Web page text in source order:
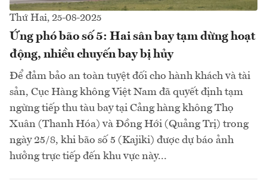
Thứ Hai, 25-08-2025
Ứng phó bão số 5: Hai sân bay tạm dừng hoạt
động, nhiều chuyến bay bị hủy
Để đảm bảo an toàn tuyệt đối cho hành khách và tài
sản, Cục Hàng không Việt Nam đã quyết định tạm
ngừng tiếp thu tàu bay tại Cảng hàng không Thọ
Xuân (Thanh Hóa) và Đồng Hới (Quảng Trị) trong
ngày 25/8, khi bão số 5 (Kajiki) được dự báo ảnh
hưởng trực tiếp đến khu vực này...